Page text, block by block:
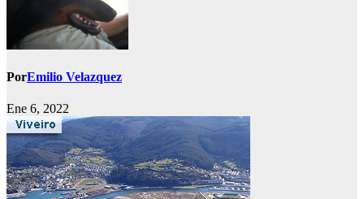
PorEmilio Velazquez
Ene 6, 2022